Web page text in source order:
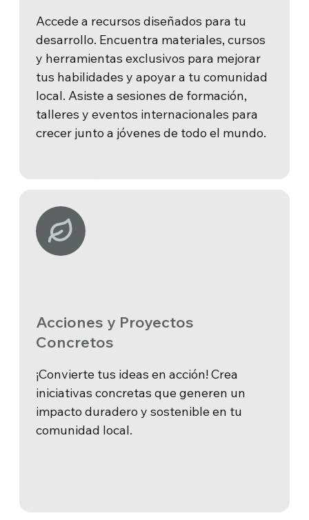
Accede a recursos diseñados para tu
desarrollo. Encuentra materiales, cursos
y herramientas exclusivos para mejorar
tus habilidades y apoyar a tu comunidad
local. Asiste a sesiones de formación,
talleres y eventos internacionales para
crecer junto a jóvenes de todo el mundo.
Acciones y Proyectos
Concretos
¡Convierte tus ideas en acción! Crea
iniciativas concretas que generen un
impacto duradero y sostenible en tu
comunidad local.